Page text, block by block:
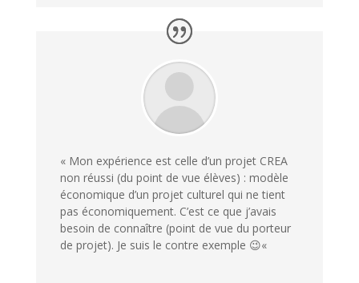
« Mon expérience est celle d’un projet CREA
non réussi (du point de vue élèves) : modèle
économique d’un projet culturel qui ne tient
pas économiquement. C’est ce que j’avais
besoin de connaître (point de vue du porteur
de projet). Je suis le contre exemple 😉«